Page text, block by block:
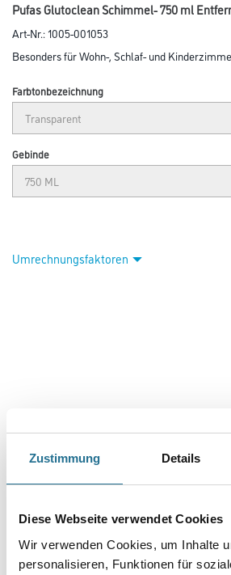
Zustimmung Details
Diese Webseite verwendet Cookies
Wir verwenden Cookies, um Inhalte
personalisieren, Funktionen für
Pufas Glutoclean Schimmel- 750 ml
Art-Nr.:1005-001053
Besonders für Wohn-, Schlaf- und
Farbtonbezeichnung
Gebinde
Umrechnungsfaktoren
PRODUKTEIGENSCHAFTEN
Produkteigenschaft
- Geruchsneutral
- Gelformel für lange Einwirkzeit
- Biozidprodukte vorsichtig verwenden
- Vor Gebrauch stets Etikett und